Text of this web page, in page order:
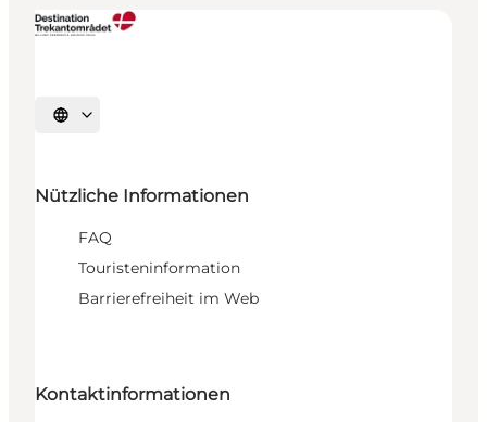
Sprache auswählen
Nützliche Informationen
FAQ
Touristeninformation
Barrierefreiheit im Web
Kontaktinformationen